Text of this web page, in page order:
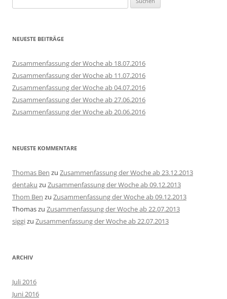
nach:
NEUESTE BEITRÄGE
Zusammenfassung der Woche ab 18.07.2016
Zusammenfassung der Woche ab 11.07.2016
Zusammenfassung der Woche ab 04.07.2016
Zusammenfassung der Woche ab 27.06.2016
Zusammenfassung der Woche ab 20.06.2016
NEUESTE KOMMENTARE
Thomas Ben zu Zusammenfassung der Woche ab 23.12.2013
dentaku zu Zusammenfassung der Woche ab 09.12.2013
Thom Ben zu Zusammenfassung der Woche ab 09.12.2013
Thomaszu Zusammenfassung der Woche ab 22.07.2013
siggizu Zusammenfassung der Woche ab 22.07.2013
ARCHIV
Juli 2016
Juni 2016